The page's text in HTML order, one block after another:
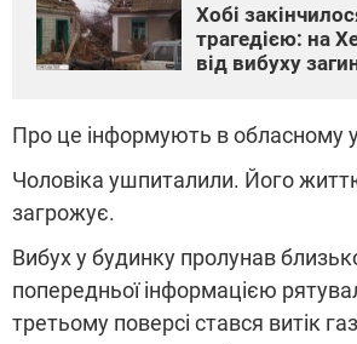
Хобі
трагедією: на
від вибуху
Про це інформують в обласному
Чоловіка ушпиталили. Його
загрожує.
Вибух у будинку пролунав
попередньої інформацією
третьому поверсі стався витік